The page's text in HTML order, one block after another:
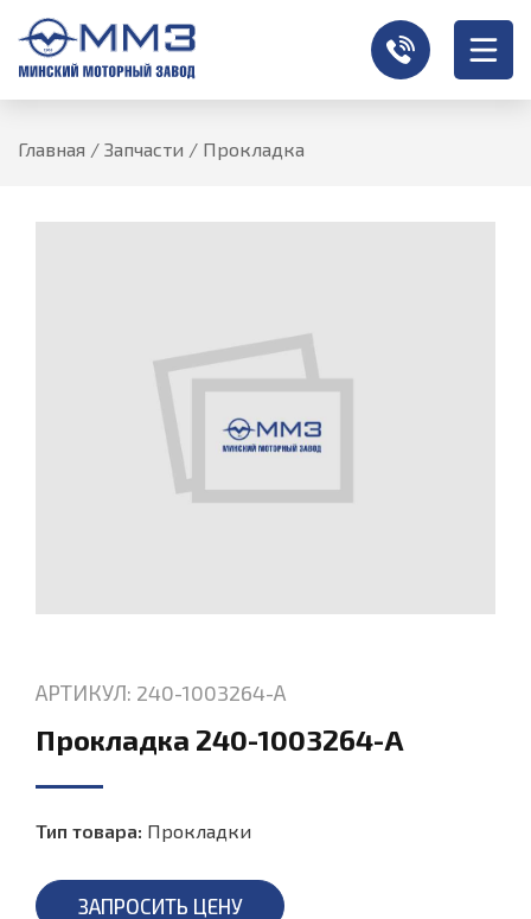
Главная / Запчасти / Прокладка
АРТИКУЛ: 240-1003264-А
Прокладка 240-1003264-А
Тип товара: Прокладки
ЗАПРОСИТЬ ЦЕНУ